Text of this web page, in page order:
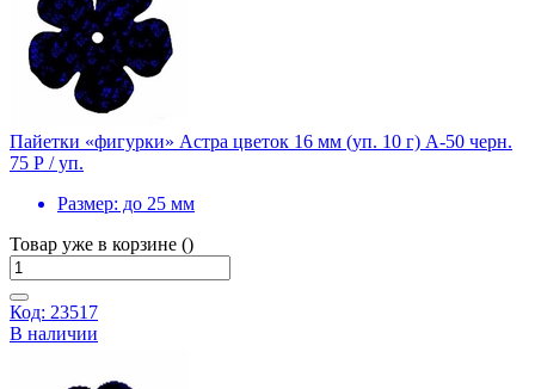
Пайетки «фигурки» Астра цветок 16 мм (уп. 10 г) А-50 черн.
75 Р / уп.
Размер: до 25 мм
Товар уже в корзине ()
Код: 23517
В наличии